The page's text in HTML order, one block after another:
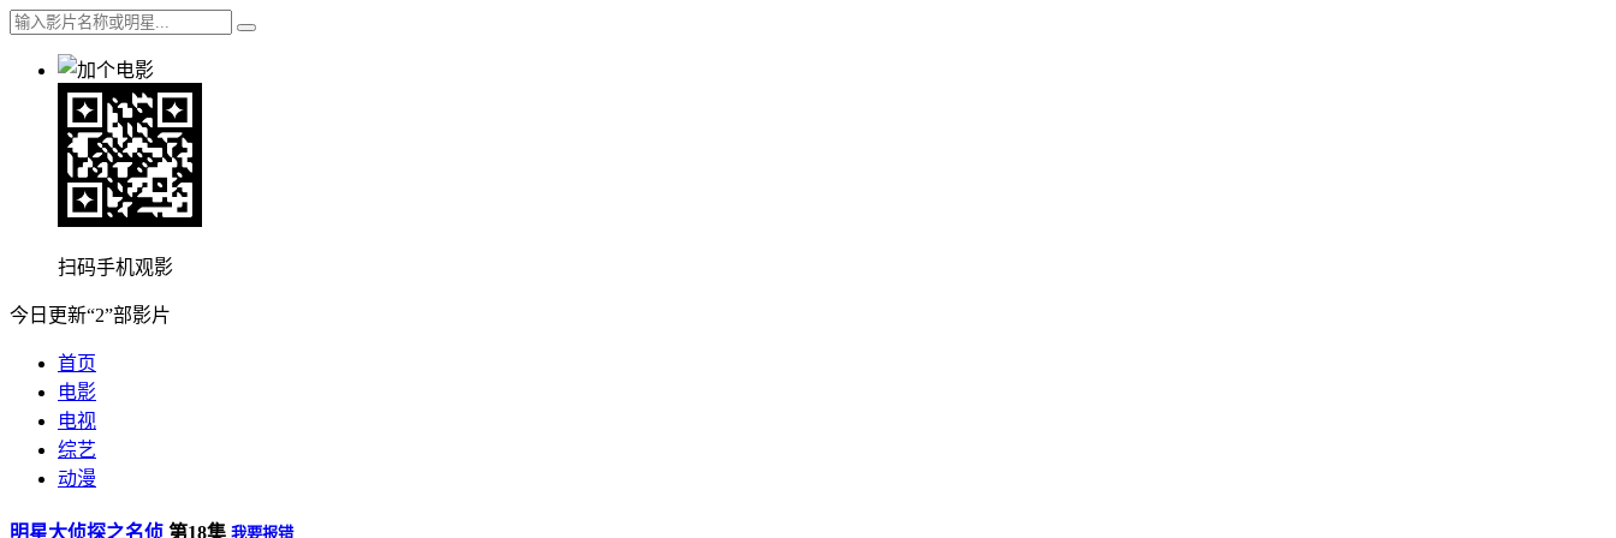
扫码手机观影
今日更新“2”部影片
首页
电影
电视
综艺
动漫
明星大侦探之名侦 第18集 我要报错